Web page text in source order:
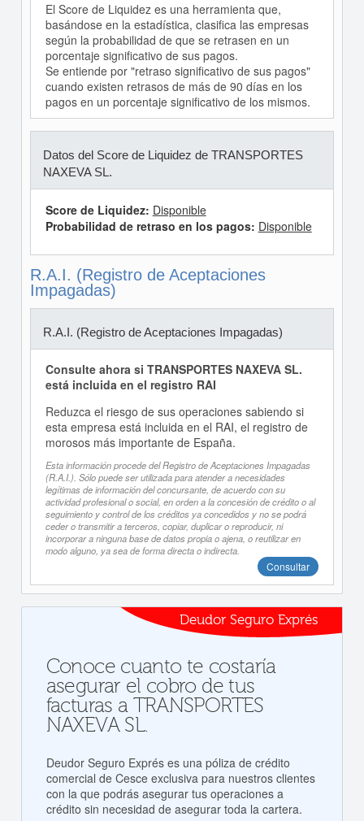
El Score de Liquidez es una herramienta que,
basándose en la estadística, clasifica las empresas
según la probabilidad de que se retrasen en un
porcentaje significativo de sus pagos.
Se entiende por "retraso significativo de sus pagos"
cuando existen retrasos de más de 90 días en los
pagos en un porcentaje significativo de los mismos.
Datos del Score de Liquidez de TRANSPORTES
NAXEVA SL.
Score de Liquidez: Disponible
Probabilidad de retraso en los pagos: Disponible
R.A.I. (Registro de Aceptaciones
Impagadas)
R.A.I. (Registro de Aceptaciones Impagadas)
Consulte ahora si TRANSPORTES NAXEVA SL.
está incluida en el registro RAI
Reduzca el riesgo de sus operaciones sabiendo si
esta empresa está incluida en el RAI, el registro de
morosos más importante de España.
Esta información procede del Registro de Aceptaciones Impagadas
(R.A.I.). Sólo puede ser utilizada para atender a necesidades
legítimas de información del concursante, de acuerdo con su
actividad profesional o social, en orden a la concesión de crédito o al
seguimiento y control de los créditos ya concedidos y no se podrá
ceder o transmitir a terceros, copiar, duplicar o reproducir, ni
incorporar a ninguna base de datos propia o ajena, o reutilizar en
modo alguno, ya sea de forma directa o indirecta.
Consultar
Deudor Seguro Exprés
Conoce cuanto te costaría
asegurar el cobro de tus
facturas a TRANSPORTES
NAXEVA SL.
Deudor Seguro Exprés es una póliza de crédito
comercial de Cesce exclusiva para nuestros clientes
con la que podrás asegurar tus operaciones a
crédito sin necesidad de asegurar toda la cartera.